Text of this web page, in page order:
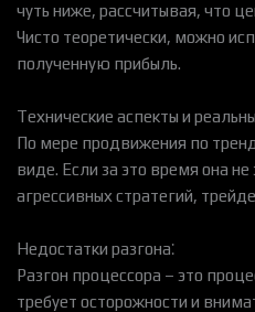
чуть ниже, рассчитывая, что
Чисто теоретически, можно
полученную прибыль.
Технические аспекты и
По мере продвижения по
виде. Если за это время она
агрессивных стратегий,
Недостатки разгона⁚
Разгон процессора – это
требует осторожности и